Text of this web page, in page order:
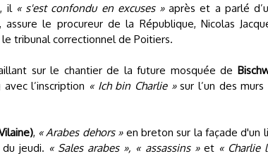
il « s'est confondu en excuses »après et a parlé
assure le procureur de la République, Nicolas
tribunal correctionnel de Poitiers.
sur le chantier de la future mosquée de
l’inscription « Ich bin Charlie »sur l’un des
, « Arabes dehors »en breton sur la façade d'un
jeudi. « Sales arabes », « assassins »et « Charlie